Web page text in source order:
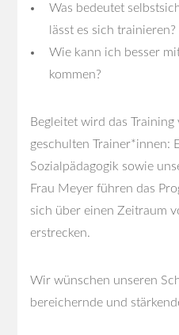
Was bedeutet
lässt es sich trainieren?
Wie kann ich besser
kommen?
Begleitet wird das Training
geschulten Trainer*innen:
Sozialpädagogik sowie
Frau Meyer führen das
sich über einen Zeitraum
erstrecken.
Wir wünschen unseren
bereichernde und